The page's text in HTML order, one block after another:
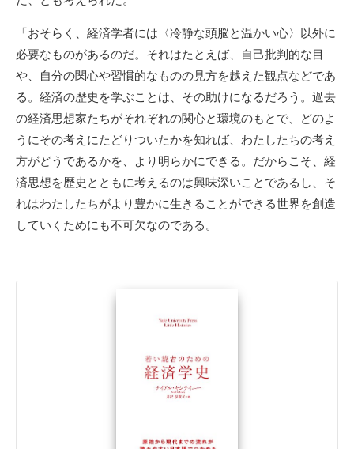
「おそらく、経済学者には〈冷静な頭脳と温かい心〉以外に
必要なものがあるのだ。それはたとえば、自己批判的な目
や、自分の関心や習慣的なものの見方を越えた観点などであ
る。経済の歴史を学ぶことは、その助けになるだろう。過去
の経済思想家たちがそれぞれの関心と環境のもとで、どのよ
うにその考えにたどりついたかを知れば、わたしたちの考え
方がどうであるかを、より明らかにできる。だからこそ、経
済思想を歴史とともに考えるのは興味深いことであるし、そ
れはわたしたちがより豊かに生きることができる世界を創造
していくためにも不可欠なのである。